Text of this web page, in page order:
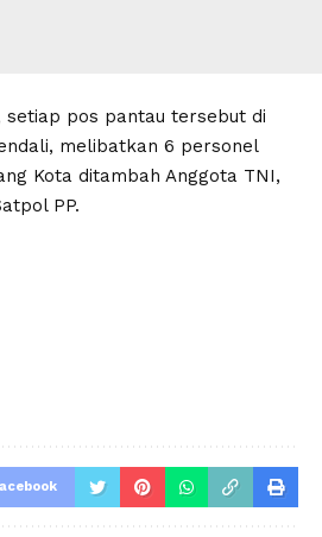
setiap pos pantau tersebut di
melibatkan 6 personel
Kota ditambah Anggota TNI,
PP.